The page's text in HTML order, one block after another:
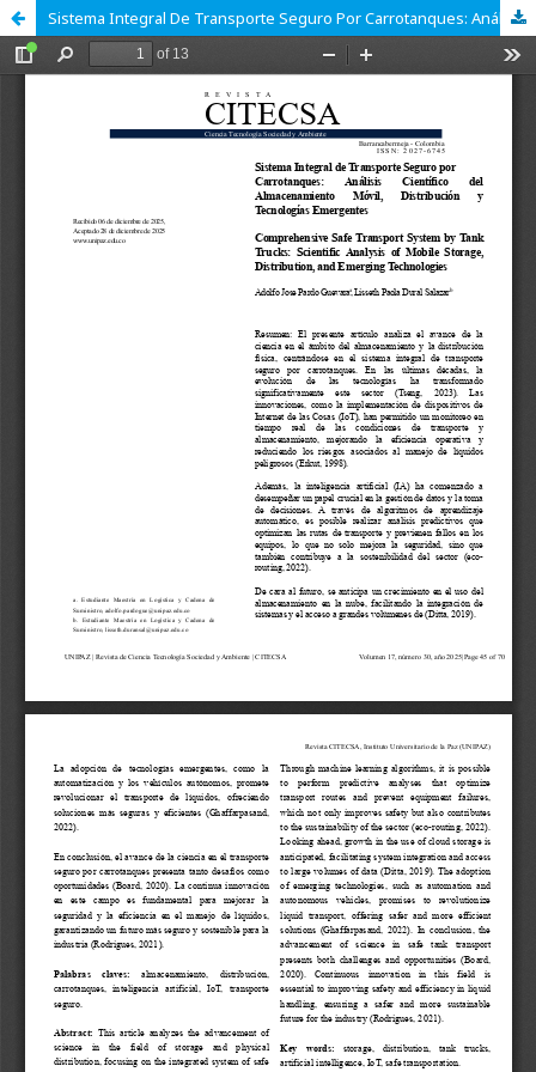
Sistema Integral De Transporte Seguro Por Carrotanques: Análisis Científico Del Almacenamiento Móvil, Distribución Y Tecnologías Emergentes